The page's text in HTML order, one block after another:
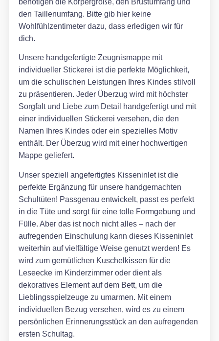
den Taillenumfang. Bitte gib hier keine
Wohlfühlzentimeter dazu, dass erledigen wir für
dich.
Unsere handgefertigte Zeugnismappe mit
individueller Stickerei ist die perfekte Möglichkeit,
um die schulischen Leistungen Ihres Kindes stilvoll
zu präsentieren. Jeder Überzug wird mit höchster
Sorgfalt und Liebe zum Detail handgefertigt und mit
einer individuellen Stickerei versehen, die den
Namen Ihres Kindes oder ein spezielles Motiv
enthält. Der Überzug wird mit einer hochwertigen
Mappe geliefert.
Unser speziell angefertigtes Kisseninlet ist die
perfekte Ergänzung für unsere handgemachten
Schultüten! Passgenau entwickelt, passt es perfekt
in die Tüte und sorgt für eine tolle Formgebung und
Fülle. Aber das ist noch nicht alles – nach der
aufregenden Einschulung kann dieses Kisseninlet
weiterhin auf vielfältige Weise genutzt werden! Es
wird zum gemütlichen Kuschelkissen für die
Leseecke im Kinderzimmer oder dient als
dekoratives Element auf dem Bett, um die
Lieblingsspielzeuge zu umarmen. Mit einem
individuellen Bezug versehen, wird es zu einem
persönlichen Erinnerungsstück an den aufregenden
ersten Schultag.